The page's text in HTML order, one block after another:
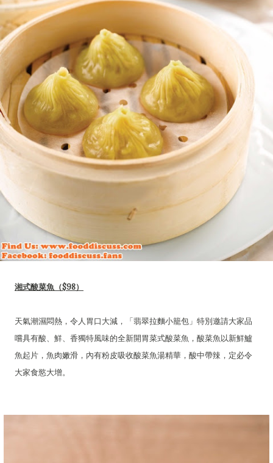
湘式酸菜魚（$98）
天氣潮濕悶熱，令人胃口大減，「翡翠拉麵小籠包」特別邀請大家品
嚐具有酸、鮮、香獨特風味的全新開胃菜式酸菜魚，酸菜魚以新鮮鱸
魚起片，魚肉嫩滑，內有粉皮吸收酸菜魚湯精華，酸中帶辣，定必令
大家食慾大增。